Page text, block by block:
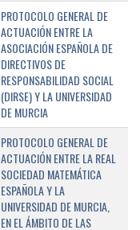
PROTOCOLO GENERAL DE
ACTUACIÓN ENTRE LA
ASOCIACIÓN ESPAÑOLA DE
DIRECTIVOS DE
RESPONSABILIDAD SOCIAL
(DIRSE) Y LA UNIVERSIDAD
DE MURCIA
PROTOCOLO GENERAL DE
ACTUACIÓN ENTRE LA REAL
SOCIEDAD MATEMÁTICA
ESPAÑOLA Y LA
UNIVERSIDAD DE MURCIA,
EN EL ÁMBITO DE LAS